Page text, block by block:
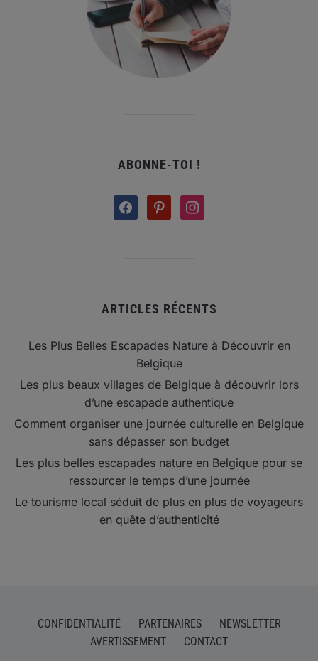
ABONNE-TOI !
facebookpinterestinstagram
ARTICLES RÉCENTS
Les Plus Belles Escapades Nature à Découvrir en
Belgique
Les plus beaux villages de Belgique à découvrir lors
d’une escapade authentique
Comment organiser une journée culturelle en Belgique
sans dépasser son budget
Les plus belles escapades nature en Belgique pour se
ressourcer le temps d’une journée
Le tourisme local séduit de plus en plus de voyageurs
en quête d’authenticité
CONFIDENTIALITÉ PARTENAIRES
NEWSLETTER
AVERTISSEMENT
CONTACT